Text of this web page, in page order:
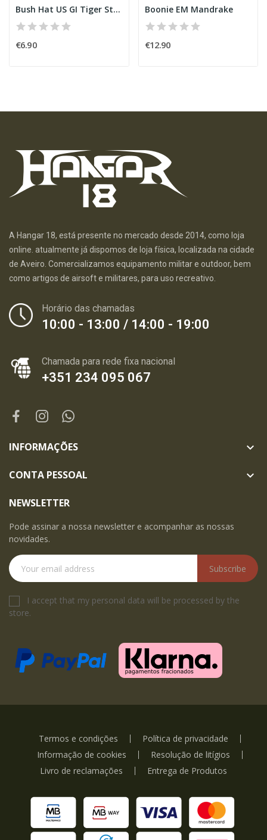
Bush Hat US GI Tiger Stripe
€6.90
Boonie EM Mandrake
€12.90
A Hangar 18, está presente no mercado desde 2014, como loja
online. atualmente já dispomos de loja física, localizada na cidade
de Aveiro. Comercializamos equipamento militar e outdoor, bem
como artigos de airsoft e militares, para uso recreativo.
Horário das chamadas
10:00 - 13:00 / 14:00 - 19:00
Chamada para rede fixa nacional
+351 234 095 067
INFORMAÇÕES 
CONTA PESSOAL 
NEWSLETTER
Pode assinar a nossa newsletter e acompanhar as nossas
novidades.
Subscribe
I accept that my personal data will be processed by the
store.
Termos e condições
Política de privacidade
Informação de cookies
Resolução de litígios
Livro de reclamações
Entrega de Produtos